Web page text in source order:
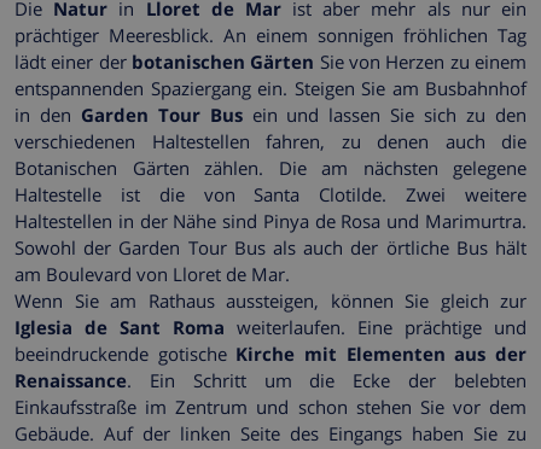
Die Natur in Lloret de Marist aber mehr als nur ein
prächtiger Meeresblick. An einem sonnigen fröhlichen Tag
lädt einer der botanischen Gärten Sie von Herzen zu einem
entspannenden Spaziergang ein. Steigen Sie am Busbahnhof
in den Garden Tour Busein und lassen Sie sich zu den
verschiedenen Haltestellen fahren, zu denen auch die
Botanischen Gärten zählen. Die am nächsten gelegene
Haltestelle ist die von Santa Clotilde. Zwei weitere
Haltestellen in der Nähe sind Pinya de Rosa und Marimurtra.
Sowohl der Garden Tour Bus als auch der örtliche Bus hält
am Boulevard von Lloret de Mar.
Wenn Sie am Rathaus aussteigen, können Sie gleich zur
Iglesia de Sant Roma weiterlaufen. Eine prächtige und
beeindruckende gotische Kirche mit Elementen aus der
Renaissance. Ein Schritt um die Ecke der belebten
Einkaufsstraße im Zentrum und schon stehen Sie vor dem
Gebäude. Auf der linken Seite des Eingangs haben Sie zu